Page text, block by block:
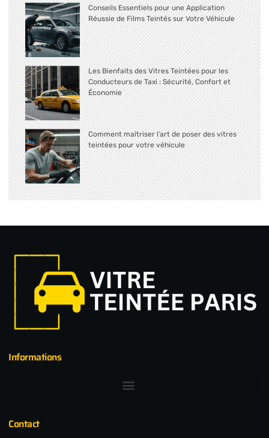
Conseils Essentiels pour une Application
Réussie de Films Teintés sur Votre Véhicule
Les Bienfaits des Vitres Teintées pour les
Conducteurs de Taxi : Sécurité, Confort et
Économie
Comment maîtriser l’art de poser des vitres
teintées pour votre véhicule
Informations
Contact